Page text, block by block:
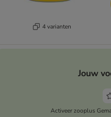
4 varianten
Jouw
Activeer zooplus